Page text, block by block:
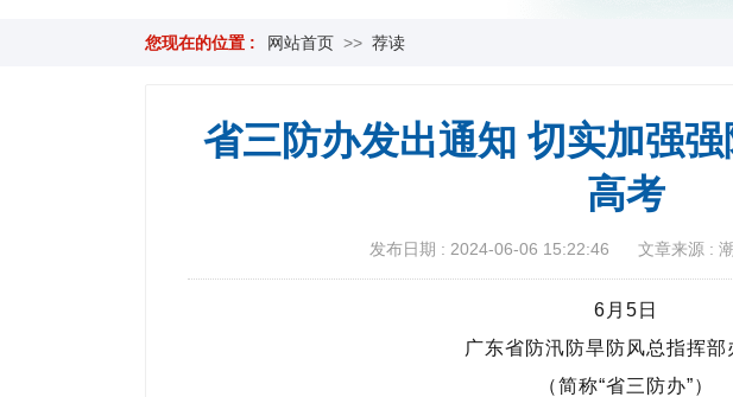
您现在的位置 : 网站首页 >> 荐读
省三防办发出通知 切实加强
高考
发布日期 : 2024-06-06 15:22:46 文章来源 :
6月5日
广东省防汛防旱防风总指挥部
（简称“省三防办”）